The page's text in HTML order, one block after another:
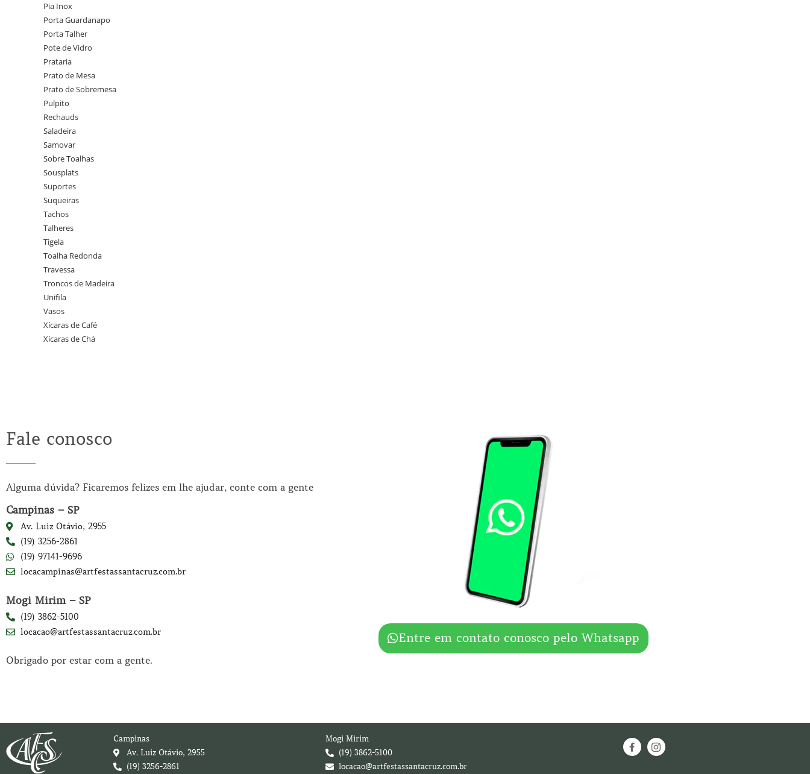
Pia Inox
Porta Guardanapo
Porta Talher
Pote de Vidro
Prataria
Prato de Mesa
Prato de Sobremesa
Pulpito
Rechauds
Saladeira
Samovar
Sobre Toalhas
Sousplats
Suportes
Suqueiras
Tachos
Talheres
Tigela
Toalha Redonda
Travessa
Troncos de Madeira
Unifila
Vasos
Xícaras de Café
Xícaras de Chá
Fale conosco
Alguma dúvida? Ficaremos felizes em lhe ajudar, conte com a gente
Campinas – SP
Av. Luiz Otávio, 2955
(19) 3256-2861
(19) 97141-9696
locacampinas@artfestassantacruz.com.br
Mogi Mirim – SP
(19) 3862-5100
locacao@artfestassantacruz.com.br
Obrigado por estar com a gente.
Entre em contato conosco pelo Whatsapp
Campinas
Av. Luiz Otávio, 2955
(19) 3256-2861
Mogi Mirim
(19) 3862-5100
locacao@artfestassantacruz.com.br